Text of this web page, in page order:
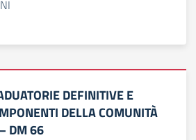
DEFINITIVE E
DELLA COMUNITÀ
DM 66